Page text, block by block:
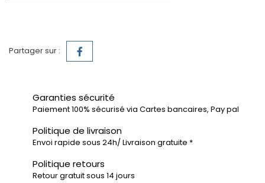
Partager sur :
Garanties sécurité
Paiement 100% sécurisé via Cartes bancaires, Pay pal
Politique de livraison
Envoi rapide sous 24h/ Livraison gratuite *
Politique retours
Retour gratuit sous 14 jours